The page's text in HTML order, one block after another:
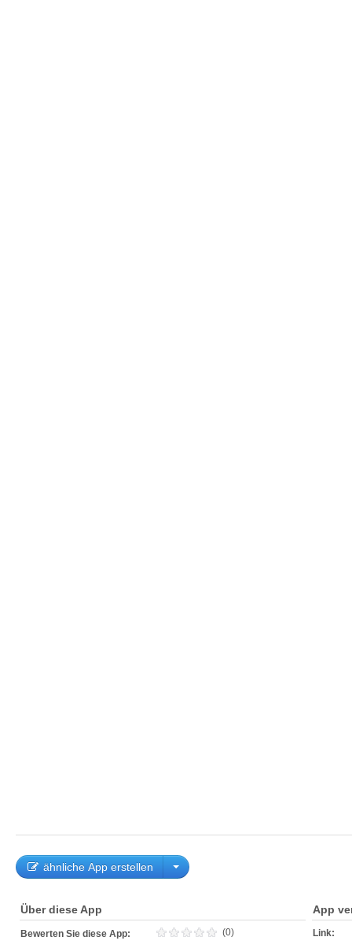
ähnliche App erstellen
Über diese App
Bewerten Sie diese App: (0)
App
Link: